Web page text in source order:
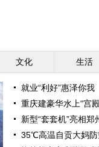
文化 生活
就业“利好”惠泽你我
重庆建豪华水上“宫
新型“套套机”亮相
35℃高温自贡大妈